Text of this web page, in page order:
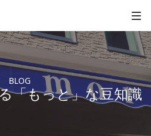
BLOG
「もっと」な豆知識